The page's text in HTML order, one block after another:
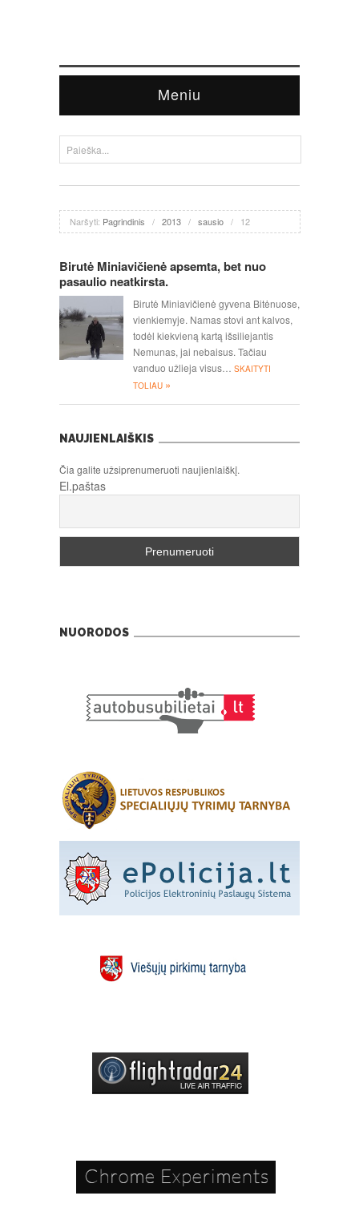
Meniu
Naršyti: Pagrindinis / 2013 / sausio / 12
Birutė Miniavičienė apsemta, bet nuo
pasaulio neatkirsta.
Birutė Miniavičienė gyvena Bitėnuose,
vienkiemyje. Namas stovi ant kalvos,
todėl kiekvieną kartą išsiliejantis
Nemunas, jai nebaisus. Tačiau
vanduo užlieja visus…
SKAITYTI
TOLIAU »
NAUJIENLAIŠKIS
Čia galite užsiprenumeruoti naujienlaiškį.
El.paštas
NUORODOS